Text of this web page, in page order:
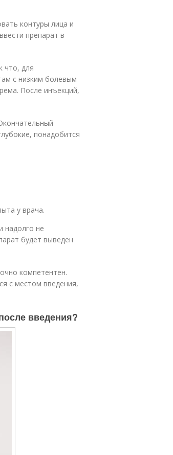
контуры лица и
препарат в
что, для
с низким болевым
После инъекций,
понадобится
у врача.
надолго не
будет выведен
компетентен.
с местом введения,
введения?